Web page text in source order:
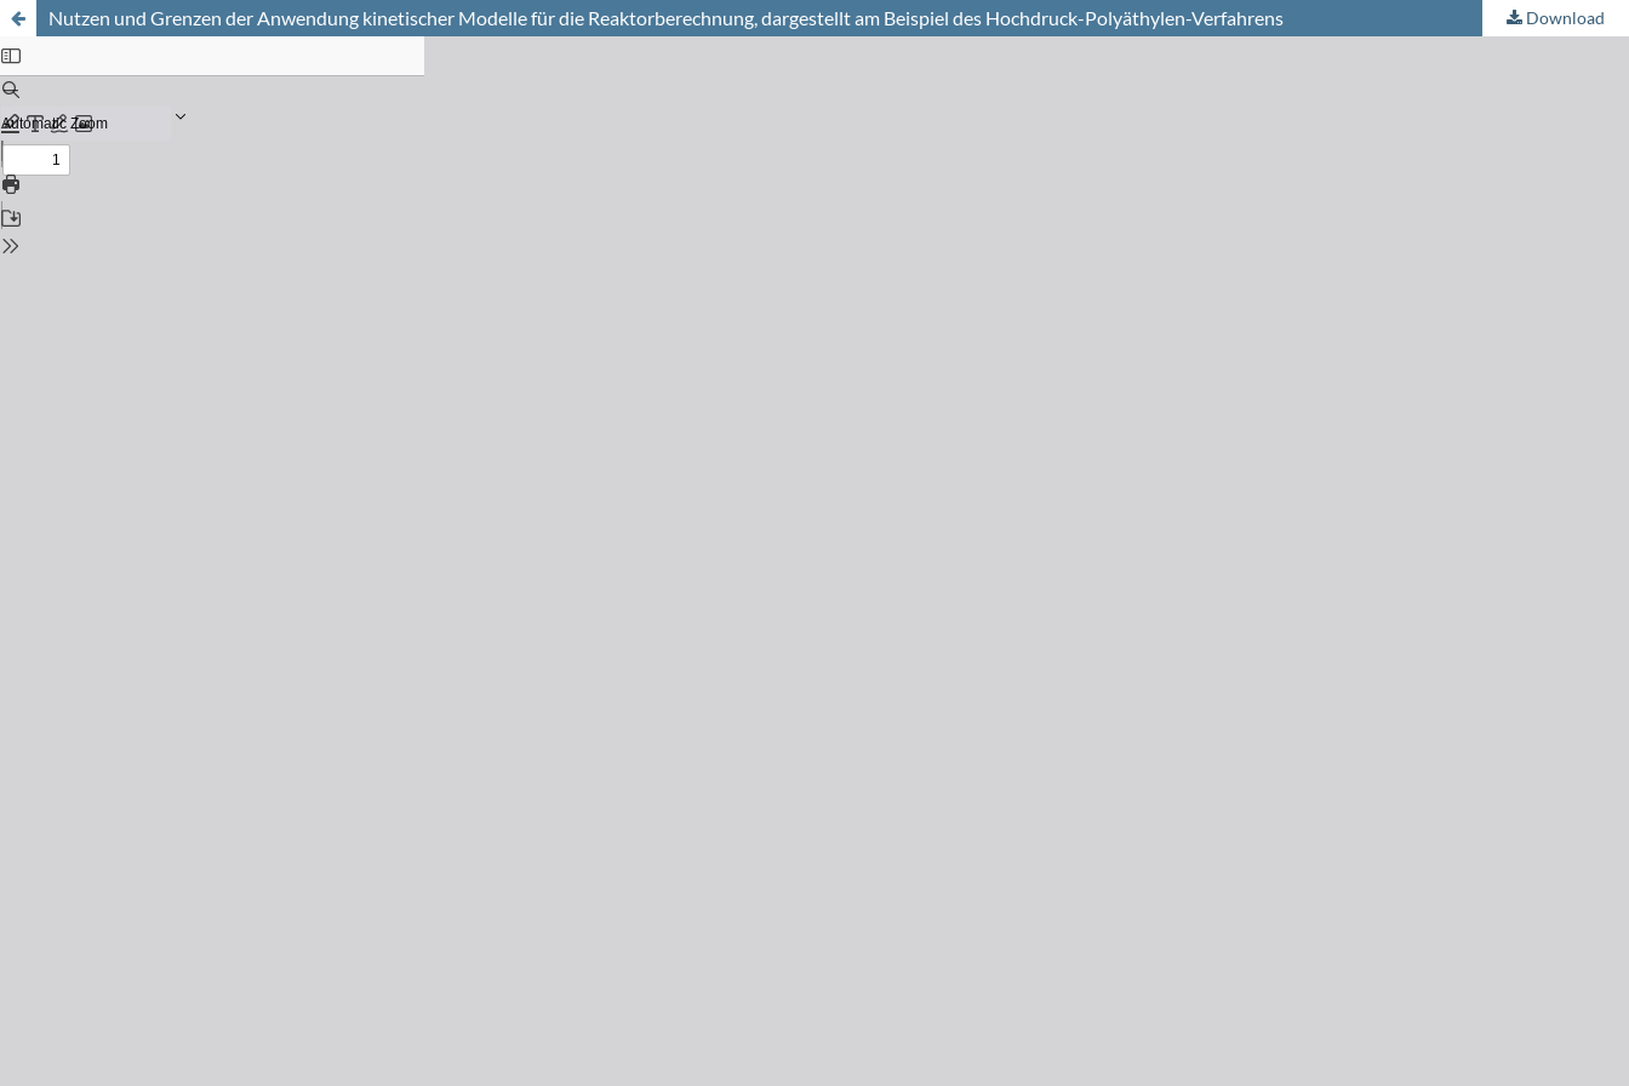
Nutzen und Grenzen der Anwendung kinetischer Modelle für die Reaktorberechnung, dargestellt am Beispiel des Hochdruck-Polyäthylen-Verfahrens Download